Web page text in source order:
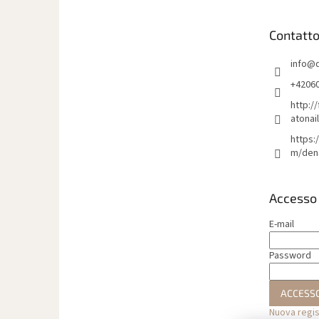
Contatto
info@
http://
m/
Accesso
E-mail
Password
Nuova